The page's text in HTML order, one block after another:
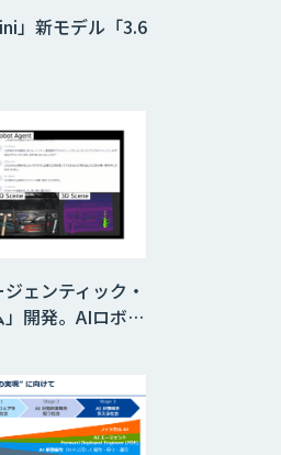
ノテーションサー
ビス
」新モデル「3.6
ェンティック・
」開発。AIロボ…